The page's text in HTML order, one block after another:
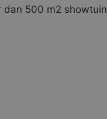
dan 500 m2 showtuin